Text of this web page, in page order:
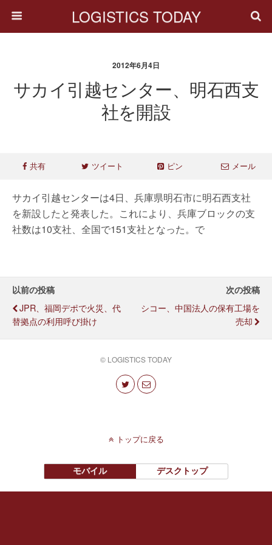
LOGISTICS TODAY
2012年6月4日
サカイ引越センター、明石西支
社を開設
共有 ツイート ピン メール
サカイ引越センターは4日、兵庫県明石市に明石西支社
を新設したと発表した。これにより、兵庫ブロックの支
社数は10支社、全国で151支社となった。で
以前の投稿
JPR、福岡デポで火災、代
替拠点の利用呼び掛け
次の投稿
シコー、中国法人の保有工場を
売却
© LOGISTICS TODAY
トップに戻る
モバイル デスクトップ